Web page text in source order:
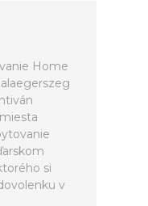
Home
si
v